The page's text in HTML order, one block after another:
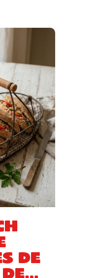
de